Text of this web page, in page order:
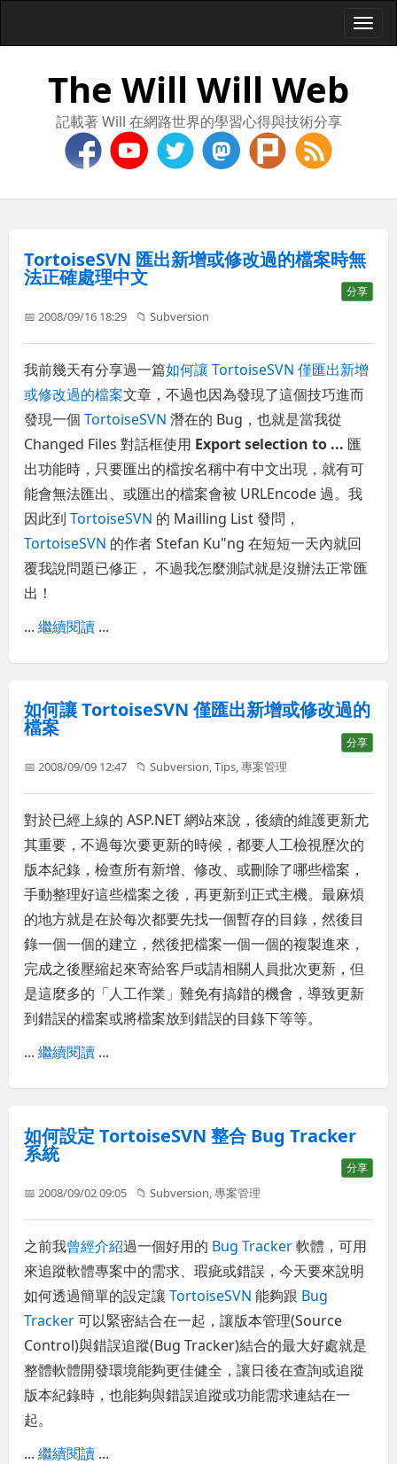
The Will Will Web
記載著 Will 在網路世界的學習心得與技術分享
TortoiseSVN 匯出新增或修改過的檔案時無
法正確處理中文
分享
📅 2008/09/16 18:29 📁Subversion
我前幾天有分享過一篇如何讓 TortoiseSVN 僅匯出新增
或修改過的檔案文章，不過也因為發現了這個技巧進而
發現一個TortoiseSVN 潛在的 Bug，也就是當我從
Changed Files 對話框使用 Export selection to ... 匯
出功能時，只要匯出的檔按名稱中有中文出現，就有可
能會無法匯出、或匯出的檔案會被 URLEncode 過。我
因此到TortoiseSVN 的 Mailling List 發問，
TortoiseSVN 的作者 Stefan Ku"ng 在短短一天內就回
覆我說問題已修正， 不過我怎麼測試就是沒辦法正常匯
出！
...繼續閱讀 ...
如何讓 TortoiseSVN 僅匯出新增或修改過的
檔案
分享
📅 2008/09/09 12:47 📁Subversion,Tips,專案管理
對於已經上線的 ASP.NET 網站來說，後續的維護更新尤
其重要，不過每次要更新的時候，都要人工檢視歷次的
版本紀錄，檢查所有新增、修改、或刪除了哪些檔案，
手動整理好這些檔案之後，再更新到正式主機。最麻煩
的地方就是在於每次都要先找一個暫存的目錄，然後目
錄一個一個的建立，然後把檔案一個一個的複製進來，
完成之後壓縮起來寄給客戶或請相關人員批次更新，但
是這麼多的「人工作業」難免有搞錯的機會，導致更新
到錯誤的檔案或將檔案放到錯誤的目錄下等等。
...繼續閱讀 ...
如何設定 TortoiseSVN 整合 Bug Tracker
系統
分享
📅 2008/09/02 09:05 📁Subversion,專案管理
之前我曾經介紹過一個好用的 Bug Tracker軟體，可用
來追蹤軟體專案中的需求、瑕疵或錯誤，今天要來說明
如何透過簡單的設定讓TortoiseSVN 能夠跟 Bug
Tracker可以緊密結合在一起，讓版本管理(Source
Control)與錯誤追蹤(Bug Tracker)結合的最大好處就是
整體軟體開發環境能夠更佳健全，讓日後在查詢或追蹤
版本紀錄時，也能夠與錯誤追蹤或功能需求連結在一
起。
...繼續閱讀 ...